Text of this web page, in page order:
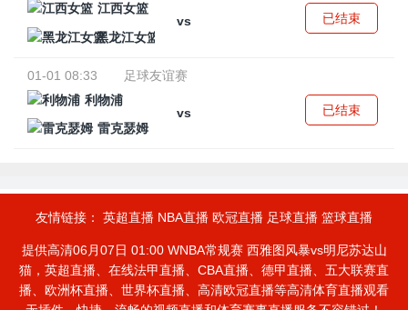
江西女篮
vs
黑龙江女篮
已结束
01-01 08:33
足球友谊赛
利物浦
vs
雷克瑟姆
已结束
友情链接： 英超直播 NBA直播 欧冠直播 足球直播 篮球直播
提供高清06月07日 01:00 WNBA常规赛 西雅图风暴vs明尼苏达山
猫，英超直播、在线法甲直播、CBA直播、德甲直播、五大联赛直
播、欧洲杯直播、世界杯直播、高清欧冠直播等高清体育直播观看